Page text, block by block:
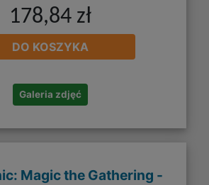
178,84 zł
DO KOSZYKA
Galeria zdjęć
Magic the Gathering -